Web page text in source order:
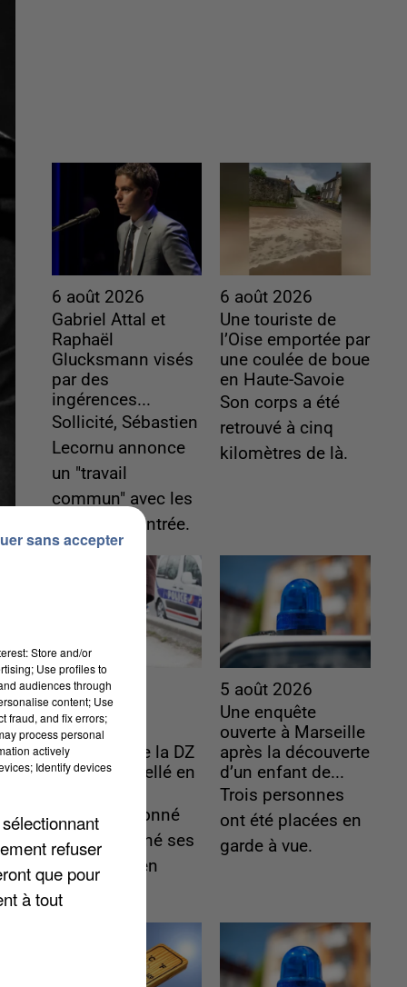
6 août 2026
Gabriel Attal et
Raphaël
Glucksmann visés
par des
ingérences...
Sollicité, Sébastien
Lecornu annonce
un "travail
commun" avec les
partis à la rentrée.
6 août 2026
Une touriste de
l’Oise emportée par
une coulée de boue
en Haute-Savoie
Son corps a été
retrouvé à cinq
kilomètres de là.
5 août 2026
L’un des
fondateurs
supposés de la DZ
Mafia interpellé en
Il est soupçonné
d'y avoir mené ses
opérations en
France.
5 août 2026
Une enquête
ouverte à Marseille
après la découverte
d’un enfant de...
Trois personnes
ont été placées en
garde à vue.
Store and/or
Use profiles to
audiences through
content; Use
fraud, and fix errors;
process personal
actively
Identify devices
refuser
que pour
à tout
sans accepter